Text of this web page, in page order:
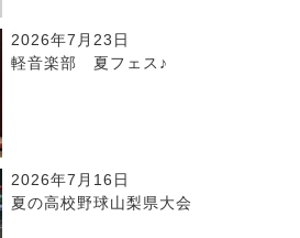
2026年7月23日
軽音楽部 夏フェス♪
2026年7月16日
夏の高校野球山梨県大会